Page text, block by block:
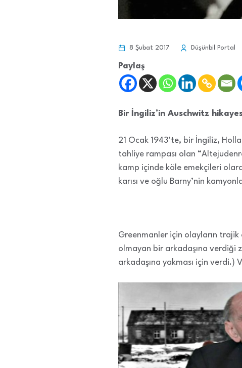
8 Şubat 2017 Düşünbil Portal
Paylaş
Bir İngiliz’in Auschwitz
21 Ocak 1943’te, bir İngiliz,
tahliye rampası olan
kamp içinde köle emekçileri
karısı ve oğlu Barny’nin
Greenmanler için olayların trajik
olmayan bir arkadaşına verdiği
arkadaşına yakması için verdi.)